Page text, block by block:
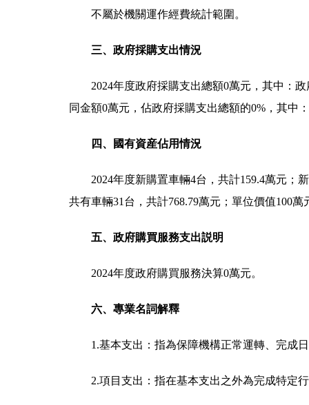
不屬於機關運作經費統計範圍。
三、政府採購支出情況
2024年度政府採購支出總額0萬元，其中：
同金額0萬元，佔政府採購支出總額的0%，其中
四、國有資産佔用情況
2024年度新購置車輛4台，共計159.4萬元；
共有車輛31台，共計768.79萬元；單位價值100
五、政府購買服務支出説明
2024年度政府購買服務決算0萬元。
六、專業名詞解釋
1.基本支出：指為保障機構正常運轉、完成
2.項目支出：指在基本支出之外為完成特定